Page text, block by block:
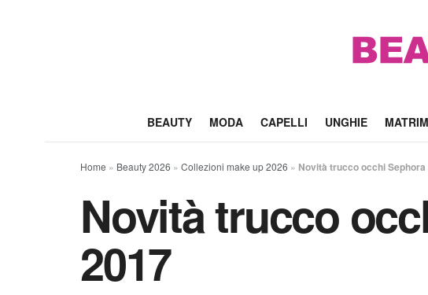
BEAUTY MODA CAPELLI UNGHIE
Home » Beauty 2026 » Collezioni make up 2026 » Novità trucco occhi
Novità trucco
2017